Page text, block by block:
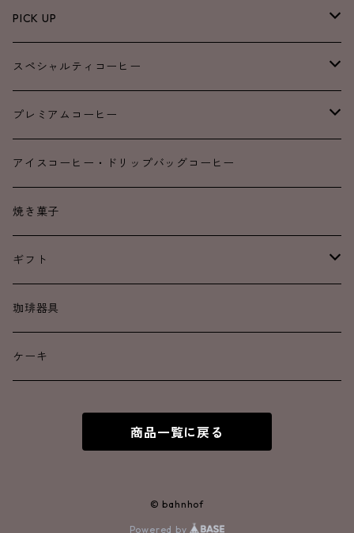
PICK UP
NEW
SALE
スペシャルティコーヒー
ブレンド
浅煎り
中煎り
中深煎り
深煎り
プレミアムコーヒー
浅煎り
中煎り
中深煎り
深煎り
カフェインレス
アイスコーヒー・ドリップバッグコーヒー
焼き菓子
ギフト
ドリップコーヒー
焼き菓子
珈琲器具
ケーキ
商品一覧に戻る
© bahnhof
Powered by